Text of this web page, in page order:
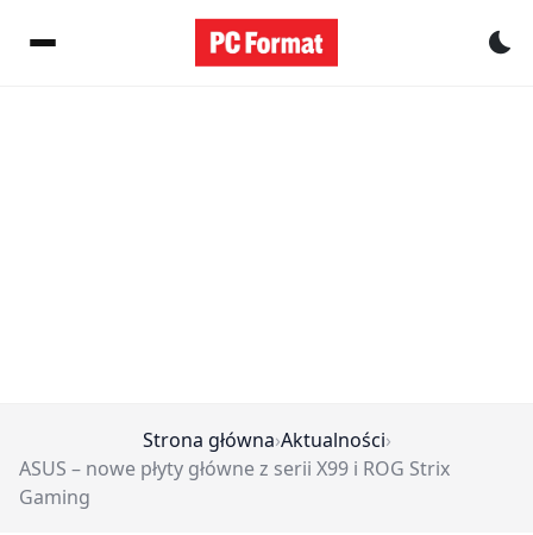
Strona główna›Aktualności›
ASUS – nowe płyty główne z serii X99 i ROG Strix
Gaming